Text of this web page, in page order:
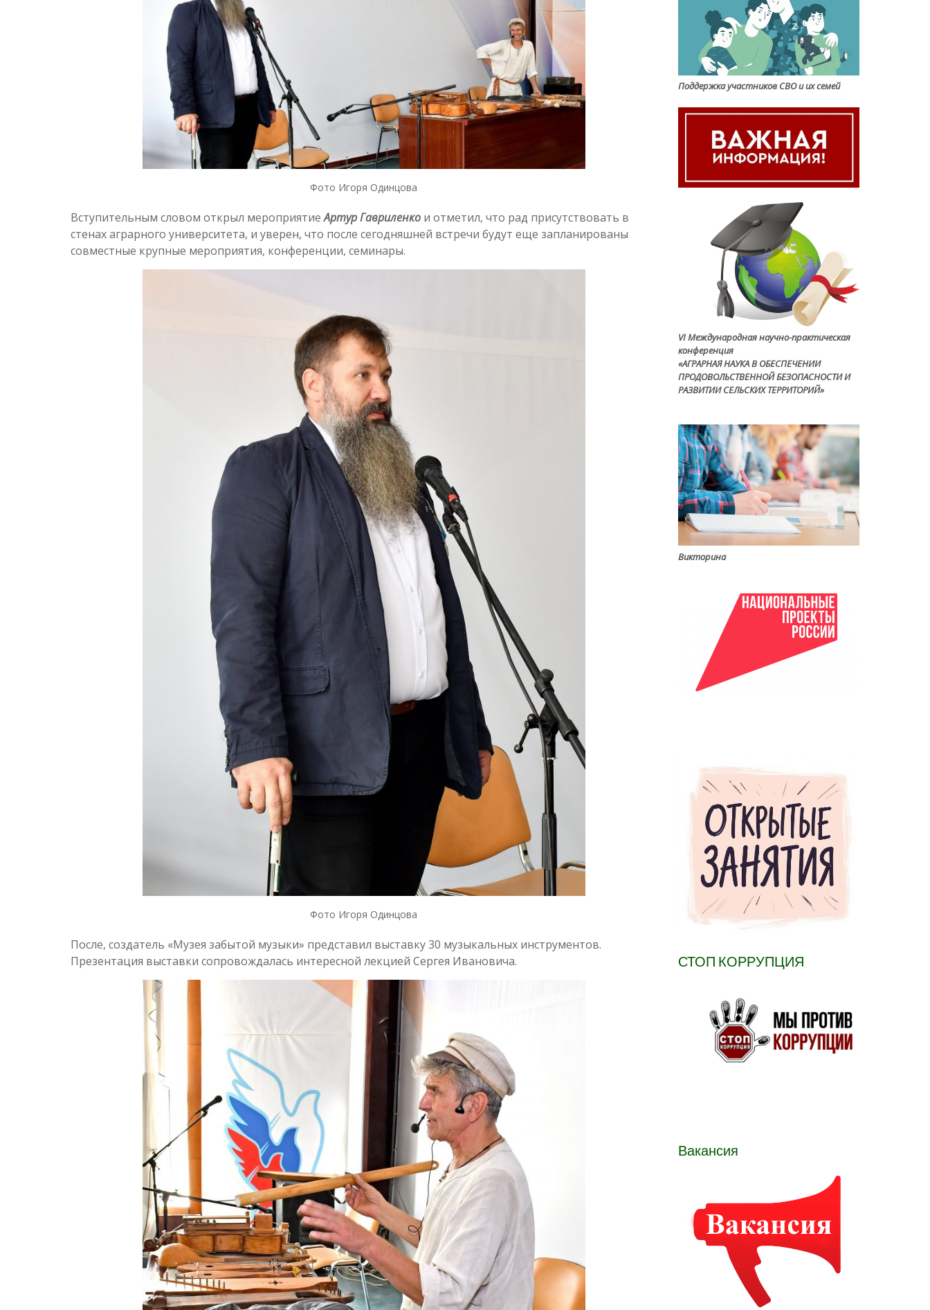
Фото Игоря Одинцова
Вступительным словом открыл мероприятиеАртур Гавриленко и отметил, что рад присутствовать в
стенах аграрного университета, и уверен, что после сегодняшней встречи будут еще запланированы
совместные крупные мероприятия, конференции, семинары.
Фото Игоря Одинцова
После, создатель «Музея забытой музыки» представил выставку 30 музыкальных инструментов.
Презентация выставки сопровождалась интересной лекцией Сергея Ивановича.
Поддержка участников СВО и их семей
VI Международная научно-практическая
конференция
«АГРАРНАЯ НАУКА В ОБЕСПЕЧЕНИИ
ПРОДОВОЛЬСТВЕННОЙ БЕЗОПАСНОСТИ И
РАЗВИТИИ СЕЛЬСКИХ ТЕРРИТОРИЙ»
Викторина
СТОП КОРРУПЦИЯ
Вакансия